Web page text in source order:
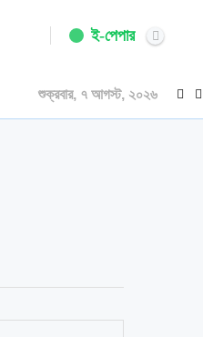
ই-পেপার
শুক্রবার, ৭ আগস্ট, ২০২৬